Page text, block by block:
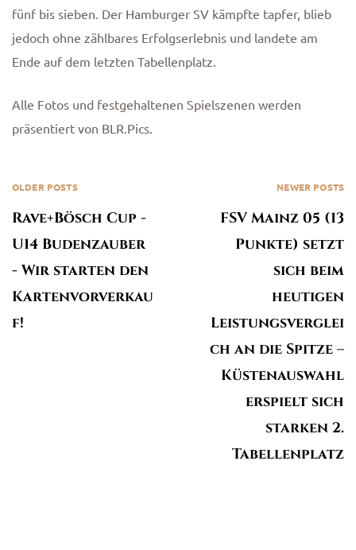
fünf bis sieben. Der Hamburger SV kämpfte tapfer, blieb
jedoch ohne zählbares Erfolgserlebnis und landete am
Ende auf dem letzten Tabellenplatz.
Alle Fotos und festgehaltenen Spielszenen werden
präsentiert von BLR.Pics.
OLDER POSTS
Rave+Bösch Cup -
U14 Budenzauber
- Wir starten den
Kartenvorverkau
f!
NEWER POSTS
FSV Mainz 05 (13
Punkte) setzt
sich beim
heutigen
Leistungsverglei
ch an die Spitze –
Küstenauswahl
erspielt sich
starken 2.
Tabellenplatz